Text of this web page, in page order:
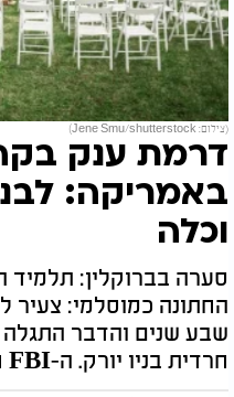
(צילום: Jene Smu/shutterstock)
דרמת ענק
באמריקה:
וכלה
סערה בברוקלין: תלמיד
החתונה כמוסלמי: צעיר
שבע שנים והדבר התגלה
חרדית בניו יורק. ה-FBI חוקר.